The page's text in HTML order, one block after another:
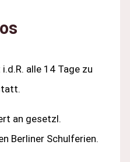
alle 14 Tage zu
an gesetzl.
Berliner Schulferien.